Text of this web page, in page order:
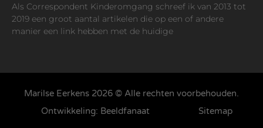
Als Correspondent Kinderomgang schreef ik van 2013 tot
2019 een groot aantal artikelen die op een of andere
manier een link hebben met de huidige
Marilse Eerkens 2026 © Alle rechten voorbehouden.
Ontwikkeling: Beeldfanaat
Sitemap